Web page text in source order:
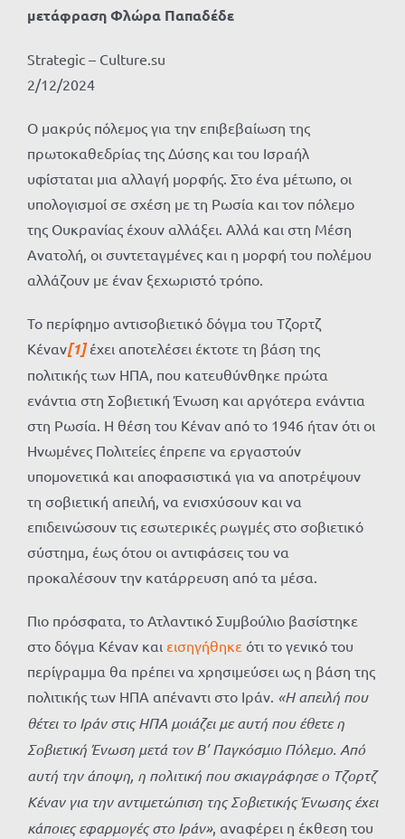
μετάφραση Φλώρα Παπαδέδε
Strategic – Culture.su
2/12/2024
Ο μακρύς πόλεμος για την επιβεβαίωση της
πρωτοκαθεδρίας της Δύσης και του Ισραήλ
υφίσταται μια αλλαγή μορφής. Στο ένα μέτωπο, οι
υπολογισμοί σε σχέση με τη Ρωσία και τον πόλεμο
της Ουκρανίας έχουν αλλάξει. Αλλά και στη Μέση
Ανατολή, οι συντεταγμένες και η μορφή του πολέμου
αλλάζουν με έναν ξεχωριστό τρόπο.
Το περίφημο αντισοβιετικό δόγμα του Τζορτζ
Κέναν[1]έχει αποτελέσει έκτοτε τη βάση της
πολιτικής των ΗΠΑ, που κατευθύνθηκε πρώτα
ενάντια στη Σοβιετική Ένωση και αργότερα ενάντια
στη Ρωσία. Η θέση του Κέναν από το 1946 ήταν ότι οι
Ηνωμένες Πολιτείες έπρεπε να εργαστούν
υπομονετικά και αποφασιστικά για να αποτρέψουν
τη σοβιετική απειλή, να ενισχύσουν και να
επιδεινώσουν τις εσωτερικές ρωγμές στο σοβιετικό
σύστημα, έως ότου οι αντιφάσεις του να
προκαλέσουν την κατάρρευση από τα μέσα.
Πιο πρόσφατα, το Ατλαντικό Συμβούλιο βασίστηκε
στο δόγμα Κέναν και εισηγήθηκε ότι το γενικό του
περίγραμμα θα πρέπει να χρησιμεύσει ως η βάση της
πολιτικής των ΗΠΑ απέναντι στο Ιράν. «Η απειλή που
θέτει το Ιράν στις ΗΠΑ μοιάζει με αυτή που έθετε η
Σοβιετική Ένωση μετά τον Β’ Παγκόσμιο Πόλεμο. Από
αυτή την άποψη, η πολιτική που σκιαγράφησε ο Τζορτζ
Κέναν για την αντιμετώπιση της Σοβιετικής Ένωσης έχει
κάποιες εφαρμογές στο Ιράν», αναφέρει η έκθεση του